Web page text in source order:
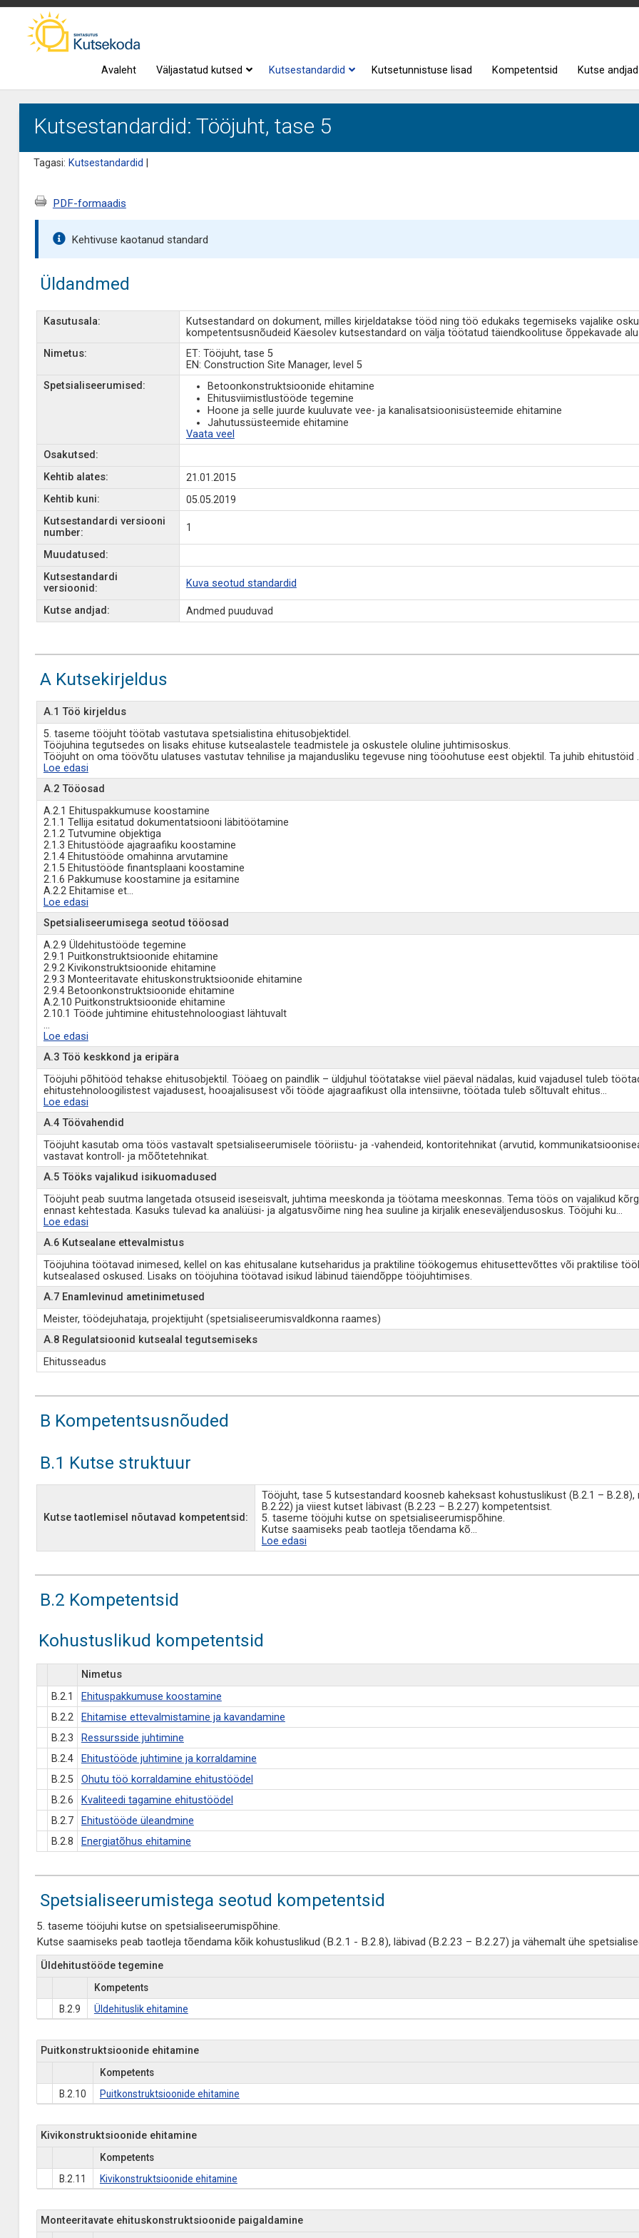
Avaleht Väljastatud kutsed Kutsestandardid Kutsetunnistuse lisad Kompetentsid Kutse andjad
Kutsestandardid: Tööjuht, tase 5
Tagasi: Kutsestandardid
PDF-formaadis
Kehtivuse kaotanud standard
Üldandmed
Kasutusala:
Kutsestandard on dokument, milles kirjeldatakse tööd ning töö edukaks tegemiseks vajalike
kompetentsusnõudeid Käesolev kutsestandard on välja töötatud täiendkoolituse õppekavade
Nimetus:
ET: Tööjuht, tase 5
EN: Construction Site Manager, level 5
Spetsialiseerumised:
Betoonkonstruktsioonide ehitamine
Ehitusviimistlustööde tegemine
Hoone ja selle juurde kuuluvate vee- ja kanalisatsioonisüsteemide ehitamine
Jahutussüsteemide ehitamine
Vaata veel
Osakutsed:
Kehtib alates:
21.01.2015
Kehtib kuni:
05.05.2019
Kutsestandardi versiooni
number:
1
Muudatused:
Kutsestandardi
versioonid:
Kuva seotud standardid
Kutse andjad: Andmed puuduvad
A Kutsekirjeldus
A.1 Töö kirjeldus
5. taseme tööjuht töötab vastutava spetsialistina ehitusobjektidel.
Tööjuhina tegutsedes on lisaks ehituse kutsealastele teadmistele ja oskustele oluline juhtimisoskus.
Tööjuht on oma töövõtu ulatuses vastutav tehnilise ja majandusliku tegevuse ning tööohutuse eest objektil. Ta juhib ehitustöid
Loe edasi
A.2 Tööosad
A.2.1 Ehituspakkumuse koostamine
2.1.1 Tellija esitatud dokumentatsiooni läbitöötamine
2.1.2 Tutvumine objektiga
2.1.3 Ehitustööde ajagraafiku koostamine
2.1.4 Ehitustööde omahinna arvutamine
2.1.5 Ehitustööde finantsplaani koostamine
2.1.6 Pakkumuse koostamine ja esitamine
A.2.2 Ehitamise et...
Loe edasi
Spetsialiseerumisega seotud tööosad
A.2.9 Üldehitustööde tegemine
2.9.1 Puitkonstruktsioonide ehitamine
2.9.2 Kivikonstruktsioonide ehitamine
2.9.3 Monteeritavate ehituskonstruktsioonide ehitamine
2.9.4 Betoonkonstruktsioonide ehitamine
A.2.10 Puitkonstruktsioonide ehitamine
2.10.1 Tööde juhtimine ehitustehnoloogiast lähtuvalt
...
Loe edasi
A.3 Töö keskkond ja eripära
Tööjuhi põhitööd tehakse ehitusobjektil. Tööaeg on paindlik – üldjuhul töötatakse viiel päeval nädalas, kuid vajadusel tuleb
ehitustehnoloogilistest vajadusest, hooajalisusest või tööde ajagraafikust olla intensiivne, töötada tuleb sõltuvalt ehitus...
Loe edasi
A.4 Töövahendid
Tööjuht kasutab oma töös vastavalt spetsialiseerumisele tööriistu- ja -vahendeid, kontoritehnikat (arvutid,
vastavat kontroll- ja mõõtetehnikat.
A.5 Tööks vajalikud isikuomadused
Tööjuht peab suutma langetada otsuseid iseseisvalt, juhtima meeskonda ja töötama meeskonnas. Tema töös on vajalikud
ennast kehtestada. Kasuks tulevad ka analüüsi- ja algatusvõime ning hea suuline ja kirjalik eneseväljendusoskus. Tööjuhi ku...
Loe edasi
A.6 Kutsealane ettevalmistus
Tööjuhina töötavad inimesed, kellel on kas ehitusalane kutseharidus ja praktiline töökogemus ehitusettevõttes või praktilise
kutsealased oskused. Lisaks on tööjuhina töötavad isikud läbinud täiendõppe tööjuhtimises.
A.7 Enamlevinud ametinimetused
Meister, töödejuhataja, projektijuht (spetsialiseerumisvaldkonna raames)
A.8 Regulatsioonid kutsealal tegutsemiseks
Ehitusseadus
B Kompetentsusnõuded
B.1 Kutse struktuur
Kutse taotlemisel nõutavad kompetentsid:
Tööjuht, tase 5 kutsestandard koosneb kaheksast kohustuslikust (B.2.1 –
B.2.22) ja viiest kutset läbivast (B.2.23 – B.2.27) kompetentsist.
5. taseme tööjuhi kutse on spetsialiseerumispõhine.
Kutse saamiseks peab taotleja tõendama kõ...
Loe edasi
B.2 Kompetentsid
Kohustuslikud kompetentsid
Nimetus
B.2.1
Ehituspakkumuse koostamine
B.2.2
Ehitamise ettevalmistamine ja kavandamine
B.2.3
Ressursside juhtimine
B.2.4
Ehitustööde juhtimine ja korraldamine
B.2.5
Ohutu töö korraldamine ehitustöödel
B.2.6
Kvaliteedi tagamine ehitustöödel
B.2.7
Ehitustööde üleandmine
B.2.8
Energiatõhus ehitamine
Spetsialiseerumistega seotud kompetentsid
5. taseme tööjuhi kutse on spetsialiseerumispõhine.
Kutse saamiseks peab taotleja tõendama kõik kohustuslikud (B.2.1 - B.2.8), läbivad (B.2.23 – B.2.27) ja vähemalt ühe
Üldehitustööde tegemine
Kompetents
B.2.9
Üldehituslik ehitamine
Puitkonstruktsioonide ehitamine
Kompetents
B.2.10
Puitkonstruktsioonide ehitamine
Kivikonstruktsioonide ehitamine
Kompetents
B.2.11
Kivikonstruktsioonide ehitamine
Monteeritavate ehituskonstruktsioonide paigaldamine